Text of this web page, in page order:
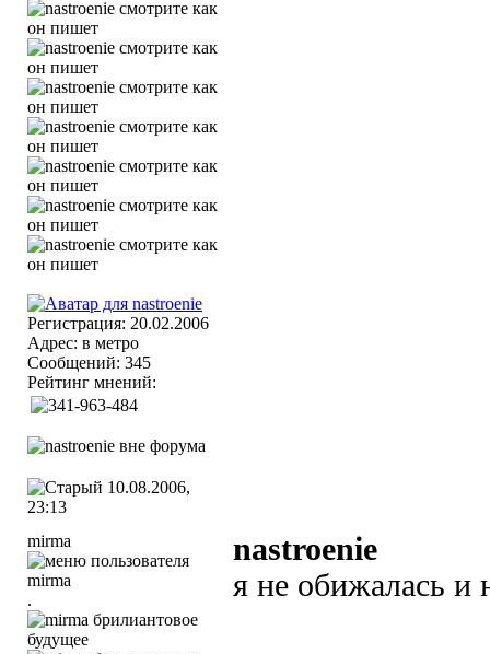
Регистрация: 20.02.2006
Адрес: в метро
Сообщений: 345
Рейтинг мнений:
10.08.2006,
23:13
mirma
.
nastroenie
я не обижалась и